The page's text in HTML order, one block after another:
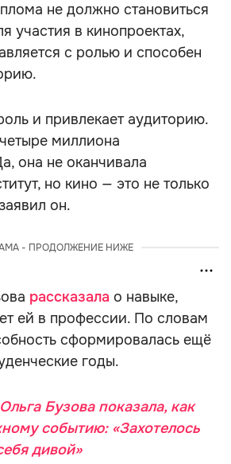
не должно становиться
участия в кинопроектах,
с ролью и способен
и привлекает аудиторию.
миллиона
она не оканчивала
но кино — это не только
он.
- ПРОДОЛЖЕНИЕ НИЖЕ
рассказала о навыке,
ей в профессии. По словам
сформировалась ещё
годы.
Ольга Бузова показала, как
событию: «Захотелось
дивой»